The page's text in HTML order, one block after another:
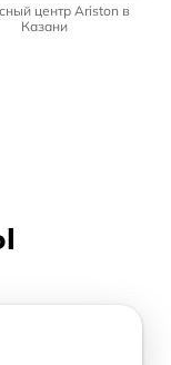
центр Ariston в
Казани